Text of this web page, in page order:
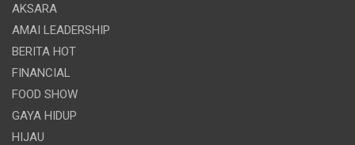
AKSARA
AMAI LEADERSHIP
BERITA HOT
FINANCIAL
FOOD SHOW
GAYA HIDUP
HIJAU